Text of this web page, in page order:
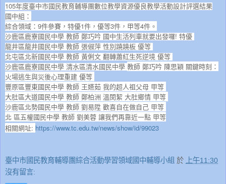
105年度臺中市國民教育輔導團數位教學資源優良教學活動設計評選結果
國中組：
綜合領域：9件參賽，特優1件，優等3件，甲等4件。
沙鹿區鹿寮國民中學 教師 鄭巧吟 國中生活列車就要出發囉! 特優
龍井區龍井國民中學 教師 張俶萍 性別蹺蹺板 優等
北屯區北新國民中學 教師 黃俐文 翻轉蕭紅生死逆境 優等
沙鹿區鹿寮國民中學 清水區清水國民中學教師 鄭巧吟 陳思穎 關鍵時刻：
火場逃生與災後心理重建 優等
豐原區豐東國民中學 教師 王嬿茹 我的超人祖父母 甲等
大肚區大道國民中學 教師 鄭柏洲 溫閔絜 大肚鄉情 甲等
沙鹿區北勢國民中學 教師 劉易陞 歡喜自在做自己 甲等
北 區五權國民中學 教師 劉美蓉 讓我們再靠近一點 甲等
相關網址: https://www.tc.edu.tw/news/show/id/99023
臺中市國民教育輔導團綜合活動學習領域國中輔導小組 於
上午11:30
沒有留言: